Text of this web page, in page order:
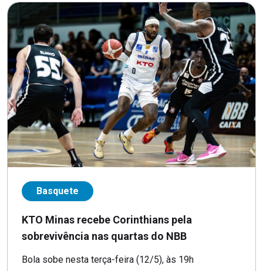
Basquete
KTO Minas recebe Corinthians pela
sobrevivência nas quartas do NBB
Bola sobe nesta terça-feira (12/5), às 19h